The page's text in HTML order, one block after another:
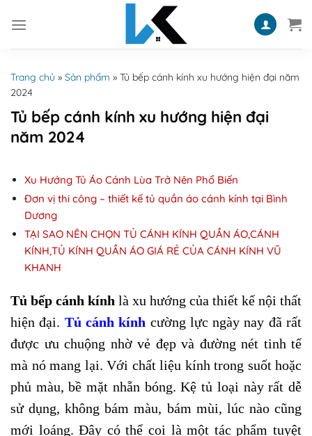
Trang chủ » Sản phẩm » Tủ bếp cánh kính xu hướng hiện đại năm
2024
Tủ bếp cánh kính xu hướng hiện đại
năm 2024
Xu Hướng Tủ Áo Cánh Lùa Trở Nên Phổ Biến
Đơn vị thi công – thiết kế tủ quần áo cánh kính tại Bình
Dương
TẠI SAO NÊN CHỌN TỦ CÁNH KÍNH QUẦN ÁO,CÁNH
KÍNH,TỦ KÍNH QUẦN ÁO GIÁ RẺ CỦA CÁNH KÍNH VŨ
KHANH
Tủ bếp cánh kính là xu hướng của thiết kế nội thất
hiện đại. Tủ cánh kính cường lực ngày nay đã rất
được ưu chuộng nhờ vẻ đẹp và đường nét tinh tế
mà nó mang lại. Với chất liệu kính trong suốt hoặc
phủ màu, bề mặt nhẵn bóng. Kệ tủ loại này rất dễ
sử dụng, không bám màu, bám mùi, lúc nào cũng
mới loáng. Đây có thể coi là một tác phẩm tuyệt